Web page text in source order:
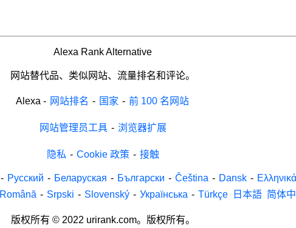
Alexa Rank Alternative
网站替代品、类似网站、流量排名和评论。
Alexa - 网站排名 - 国家 - 前 100 名网站
网站管理员工具 - 浏览器扩展
隐私 - Cookie 政策 - 接触
- Русский - Беларуская - Български - Čeština - Dansk - Ελληνικά
Română - Srpski - Slovenský - Українська - Türkçe 日本語 简体
版权所有 © 2022 urirank.com。版权所有。